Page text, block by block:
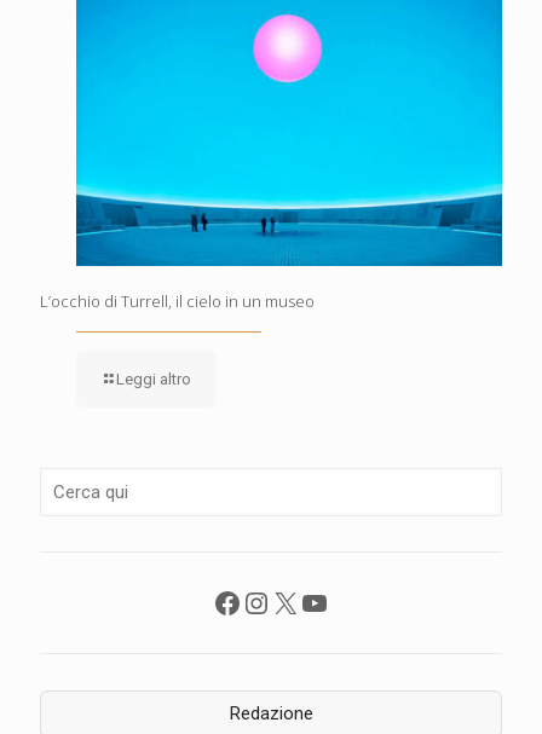
L’occhio di Turrell, il cielo in un museo
Leggi altro
Facebook
Instagram
X YouTube
Redazione